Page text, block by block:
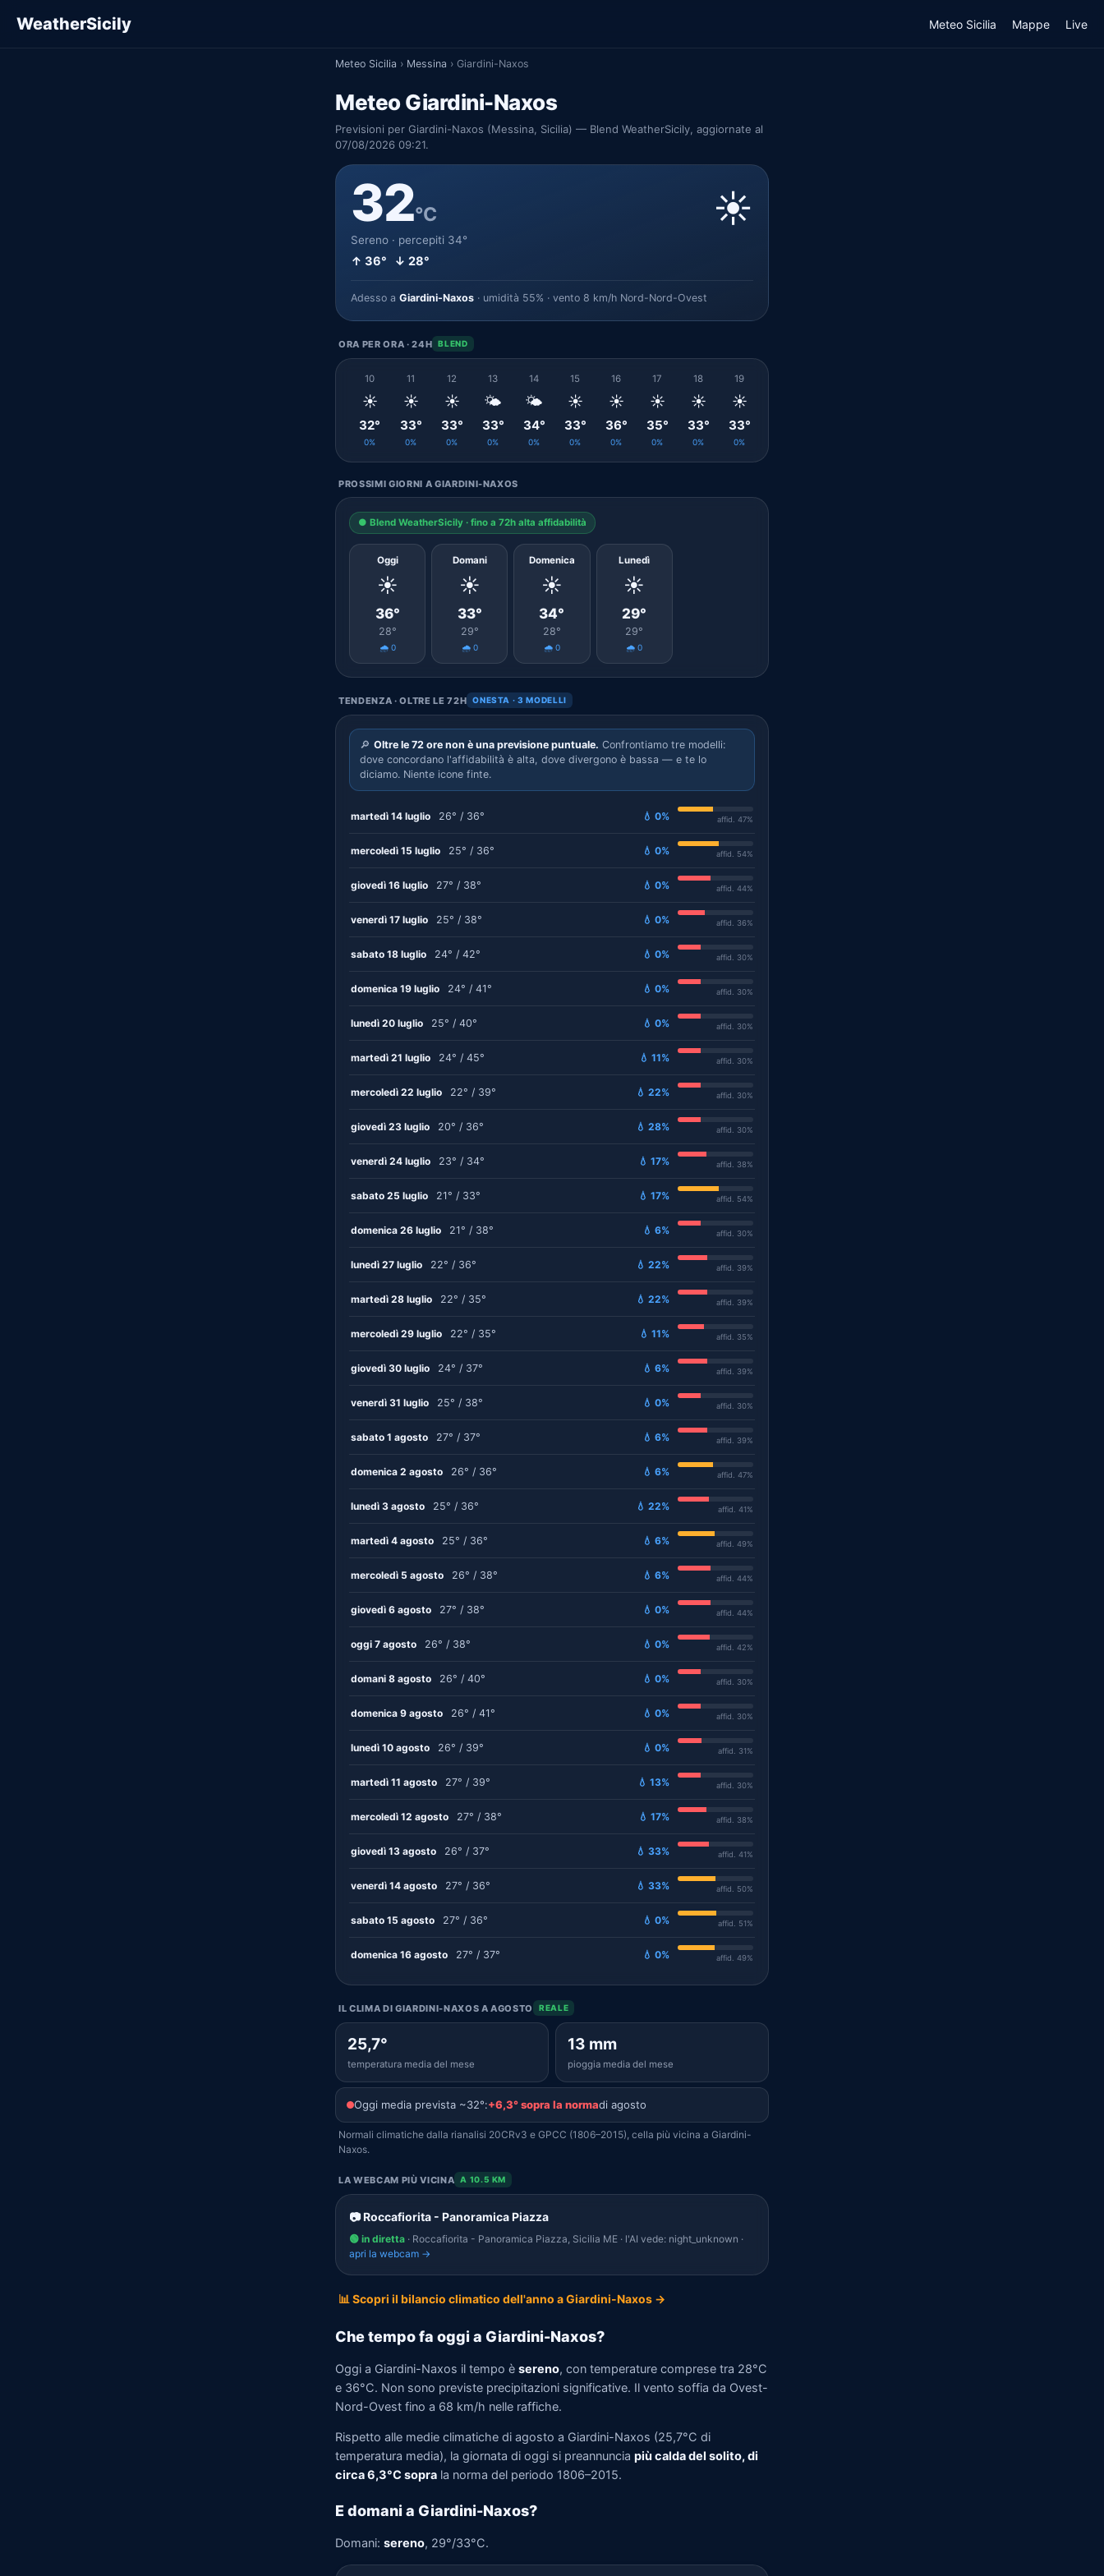
WeatherSicily Meteo Sicilia Mappe Live
Meteo Sicilia › Messina › Giardini-Naxos
Meteo Giardini-Naxos
Previsioni per Giardini-Naxos (Messina, Sicilia) — Blend WeatherSicily, aggiornate al
07/08/2026 09:21.
32°C
Sereno · percepiti 34°
↑ 36° ↓ 28°
☀️
Adesso a Giardini-Naxos · umidità 55% · vento 8 km/h Nord-Nord-Ovest
ORA PER ORA · 24H BLEND
10
☀️
32°
0%
11
☀️
33°
0%
12
☀️
33°
0%
13
🌤️
33°
0%
14
🌤️
34°
0%
15
☀️
33°
0%
16
☀️
36°
0%
17
☀️
35°
0%
18
☀️
33°
0%
19
☀️
33°
0%
PROSSIMI GIORNI A GIARDINI-NAXOS
● Blend WeatherSicily · fino a 72h alta affidabilità
Oggi
☀️
36°
28°
🌧️ 0
Domani
☀️
33°
29°
🌧️ 0
Domenica
☀️
34°
28°
🌧️ 0
Lunedì
☀️
29°
29°
🌧️ 0
TENDENZA · OLTRE LE 72H ONESTA · 3 MODELLI
🔎 Oltre le 72 ore non è una previsione puntuale. Confrontiamo tre modelli:
dove concordano l'affidabilità è alta, dove divergono è bassa — e te lo
diciamo. Niente icone finte.
martedì 14 luglio 26° / 36° 💧 0% affid. 47%
mercoledì 15 luglio 25° / 36° 💧 0% affid. 54%
giovedì 16 luglio 27° / 38° 💧 0% affid. 44%
venerdì 17 luglio 25° / 38° 💧 0% affid. 36%
sabato 18 luglio 24° / 42° 💧 0% affid. 30%
domenica 19 luglio 24° / 41° 💧 0% affid. 30%
lunedì 20 luglio 25° / 40° 💧 0% affid. 30%
martedì 21 luglio 24° / 45° 💧 11% affid. 30%
mercoledì 22 luglio 22° / 39° 💧 22% affid. 30%
giovedì 23 luglio 20° / 36° 💧 28% affid. 30%
venerdì 24 luglio 23° / 34° 💧 17% affid. 38%
sabato 25 luglio 21° / 33° 💧 17% affid. 54%
domenica 26 luglio 21° / 38° 💧 6% affid. 30%
lunedì 27 luglio 22° / 36° 💧 22% affid. 39%
martedì 28 luglio 22° / 35° 💧 22% affid. 39%
mercoledì 29 luglio 22° / 35° 💧 11% affid. 35%
giovedì 30 luglio 24° / 37° 💧 6% affid. 39%
venerdì 31 luglio 25° / 38° 💧 0% affid. 30%
sabato 1 agosto 27° / 37° 💧 6% affid. 39%
domenica 2 agosto 26° / 36° 💧 6% affid. 47%
lunedì 3 agosto 25° / 36° 💧 22% affid. 41%
martedì 4 agosto 25° / 36° 💧 6% affid. 49%
mercoledì 5 agosto 26° / 38° 💧 6% affid. 44%
giovedì 6 agosto 27° / 38° 💧 0% affid. 44%
oggi 7 agosto 26° / 38° 💧 0% affid. 42%
domani 8 agosto 26° / 40° 💧 0% affid. 30%
domenica 9 agosto 26° / 41° 💧 0% affid. 30%
lunedì 10 agosto 26° / 39° 💧 0% affid. 31%
martedì 11 agosto 27° / 39° 💧 13% affid. 30%
mercoledì 12 agosto 27° / 38° 💧 17% affid. 38%
giovedì 13 agosto 26° / 37° 💧 33% affid. 41%
venerdì 14 agosto 27° / 36° 💧 33% affid. 50%
sabato 15 agosto 27° / 36° 💧 0% affid. 51%
domenica 16 agosto 27° / 37° 💧 0% affid. 49%
IL CLIMA DI GIARDINI-NAXOS A AGOSTO REALE
25,7°
temperatura media del mese
13 mm
pioggia media del mese
Oggi media prevista ~32°:+6,3° sopra la normadi agosto
Normali climatiche dalla rianalisi 20CRv3 e GPCC (1806–2015), cella più vicina a Giardini-
Naxos.
LA WEBCAM PIÙ VICINA A 10.5 KM
📷 Roccafiorita - Panoramica Piazza
🟢 in diretta · Roccafiorita - Panoramica Piazza, Sicilia ME · l'AI vede: night_unknown ·
apri la webcam →
📊 Scopri il bilancio climatico dell'anno a Giardini-Naxos →
Che tempo fa oggi a Giardini-Naxos?
Oggi a Giardini-Naxos il tempo è sereno, con temperature comprese tra 28°C
e 36°C. Non sono previste precipitazioni significative. Il vento soffia da Ovest-
Nord-Ovest fino a 68 km/h nelle raffiche.
Rispetto alle medie climatiche di agosto a Giardini-Naxos (25,7°C di
temperatura media), la giornata di oggi si preannuncia più calda del solito, di
circa 6,3°C sopra la norma del periodo 1806–2015.
E domani a Giardini-Naxos?
Domani: sereno, 29°/33°C.